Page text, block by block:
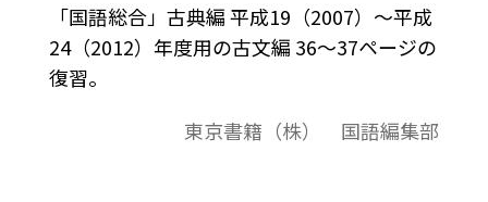
「国語総合」古典編 平成19（2007）～平成
24（2012）年度用の古文編 36～37ページの
復習。
東京書籍（株） 国語編集部